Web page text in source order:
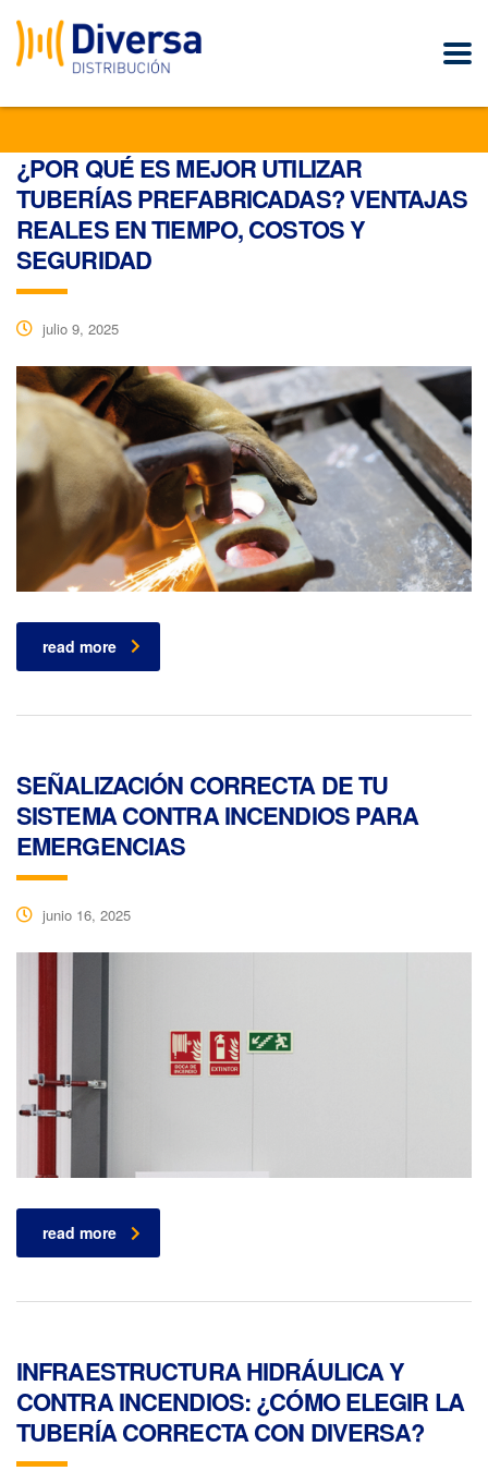
¿POR QUÉ ES MEJOR UTILIZAR
TUBERÍAS PREFABRICADAS? VENTAJAS
REALES EN TIEMPO, COSTOS Y
SEGURIDAD
julio 9, 2025
read more
SEÑALIZACIÓN CORRECTA DE TU
SISTEMA CONTRA INCENDIOS PARA
EMERGENCIAS
junio 16, 2025
read more
INFRAESTRUCTURA HIDRÁULICA Y
CONTRA INCENDIOS: ¿CÓMO ELEGIR LA
TUBERÍA CORRECTA CON DIVERSA?